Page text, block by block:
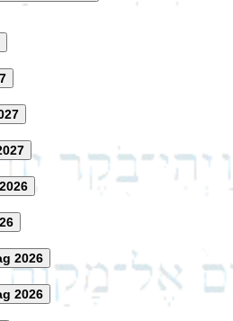
2026
2026